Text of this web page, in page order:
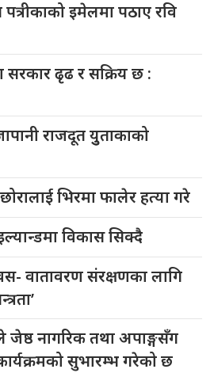
इमेलमा पठाए रवि
सरकार ढृढ र सक्रिय छ :
राजदूत युुताकाको
भिरमा फालेर हत्या गरे
विकास सिक्दै
वातावरण संरक्षणका लागि
जेष्ठ नागरिक तथा अपाङ्गसँग
सुभारम्भ गरेको छ